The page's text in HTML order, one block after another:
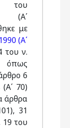
του
(Α΄
με
(Α΄
του ν.
6
70)
άρθρα
31
19 του